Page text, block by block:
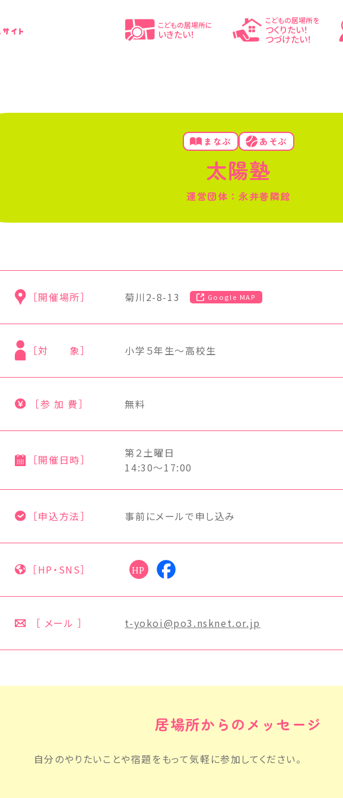
こどもの居場所に
いきたい！
こどもの居場所を
つくりたい！
つづけたい！
まなぶ あそぶ
太陽塾
運営団体：永井善隣館
［開催場所］ 菊川2-8-13 Google MAP
［対 象］ 小学５年生～高校生
［参 加 費］ 無料
［開催日時］
第２土曜日
14:30～17:00
［申込方法］ 事前にメールで申し込み
［HP・SNS］
［ メール ］ t-yokoi@po3.nsknet.or.jp
居場所からの メッセージ
自分のやりたいことや宿題をもって気軽に参加してください。